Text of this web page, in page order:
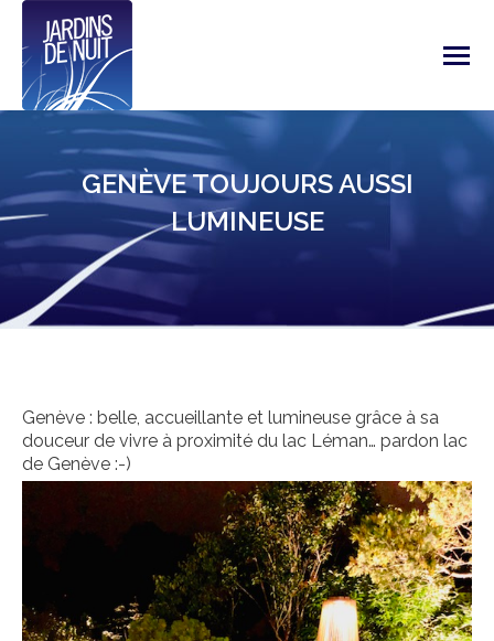
GENÈVE TOUJOURS AUSSI
LUMINEUSE
Genève : belle, accueillante et lumineuse grâce à sa
douceur de vivre à proximité du lac Léman… pardon lac
de Genève :-)